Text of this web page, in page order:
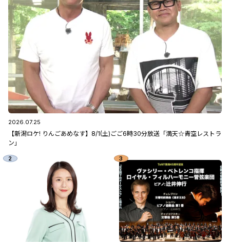
2026.07.25
【新潟ロケ! りんごあめなす】8/1(土)ごご6時30分放送「満天☆青空レストラ
ン」